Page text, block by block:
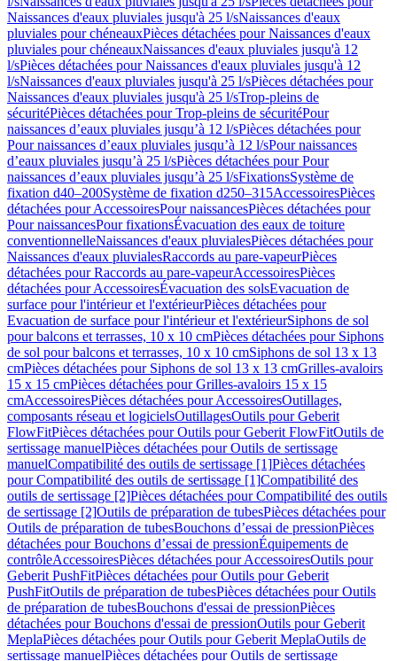
Naissances d'eaux pluviales jusqu'à 25 l/sNaissances d'eaux
pluviales pour chéneauxPièces détachées pour Naissances d'eaux
pluviales pour chéneauxNaissances d'eaux pluviales jusqu'à 12
l/sPièces détachées pour Naissances d'eaux pluviales jusqu'à 12
l/sNaissances d'eaux pluviales jusqu'à 25 l/sPièces détachées pour
Naissances d'eaux pluviales jusqu'à 25 l/sTrop-pleins de
sécuritéPièces détachées pour Trop-pleins de sécuritéPour
naissances d’eaux pluviales jusqu’à 12 l/sPièces détachées pour
Pour naissances d’eaux pluviales jusqu’à 12 l/sPour naissances
d’eaux pluviales jusqu’à 25 l/sPièces détachées pour Pour
naissances d’eaux pluviales jusqu’à 25 l/sFixationsSystème de
fixation d40–200Système de fixation d250–315AccessoiresPièces
détachées pour AccessoiresPour naissancesPièces détachées pour
Pour naissancesPour fixationsÉvacuation des eaux de toiture
conventionnelleNaissances d'eaux pluvialesPièces détachées pour
Naissances d'eaux pluvialesRaccords au pare-vapeurPièces
détachées pour Raccords au pare-vapeurAccessoiresPièces
détachées pour AccessoiresÉvacuation des solsEvacuation de
surface pour l'intérieur et l'extérieurPièces détachées pour
Evacuation de surface pour l'intérieur et l'extérieurSiphons de sol
pour balcons et terrasses, 10 x 10 cmPièces détachées pour Siphons
de sol pour balcons et terrasses, 10 x 10 cmSiphons de sol 13 x 13
cmPièces détachées pour Siphons de sol 13 x 13 cmGrilles-avaloirs
15 x 15 cmPièces détachées pour Grilles-avaloirs 15 x 15
cmAccessoiresPièces détachées pour AccessoiresOutillages,
composants réseau et logicielsOutillagesOutils pour Geberit
FlowFitPièces détachées pour Outils pour Geberit FlowFitOutils de
sertissage manuelPièces détachées pour Outils de sertissage
manuelCompatibilité des outils de sertissage [1]Pièces détachées
pour Compatibilité des outils de sertissage [1]Compatibilité des
outils de sertissage [2]Pièces détachées pour Compatibilité des outils
de sertissage [2]Outils de préparation de tubesPièces détachées pour
Outils de préparation de tubesBouchons d’essai de pressionPièces
détachées pour Bouchons d’essai de pressionÉquipements de
contrôleAccessoiresPièces détachées pour AccessoiresOutils pour
Geberit PushFitPièces détachées pour Outils pour Geberit
PushFitOutils de préparation de tubesPièces détachées pour Outils
de préparation de tubesBouchons d'essai de pressionPièces
détachées pour Bouchons d'essai de pressionOutils pour Geberit
MeplaPièces détachées pour Outils pour Geberit MeplaOutils de
sertissage manuelPièces détachées pour Outils de sertissage